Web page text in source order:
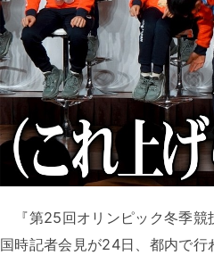
『第25回オリンピック冬季競
国時記者会見が24日、都内で